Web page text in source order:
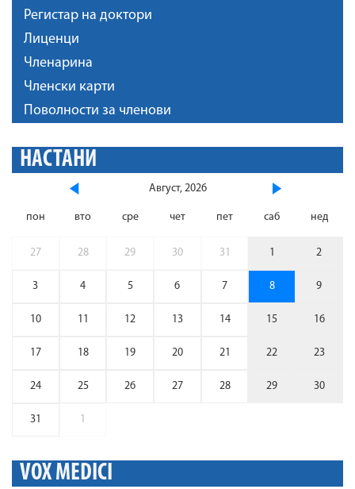
Регистар на доктори
Лиценци
Членарина
Членски карти
Поволности за членови
НАСТАНИ
Август, 2026
пон вто сре чет пет саб нед
27 28 29 30 31 1 2
3 4 5 6 7 8 9
10 11 12 13 14 15 16
17 18 19 20 21 22 23
24 25 26 27 28 29 30
31 1
VOX MEDICI